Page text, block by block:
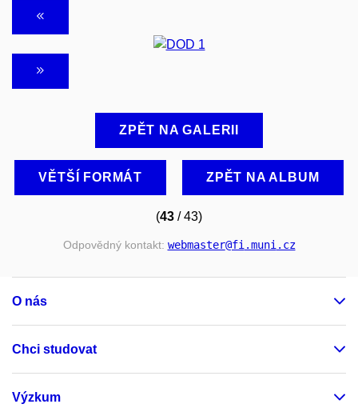
ZPĚT NA GALERII
VĚTŠÍ FORMÁT ZPĚT NA ALBUM
(43 / 43)
Odpovědný kontakt: webmaster@fi.muni.cz
O nás
Chci studovat
Výzkum